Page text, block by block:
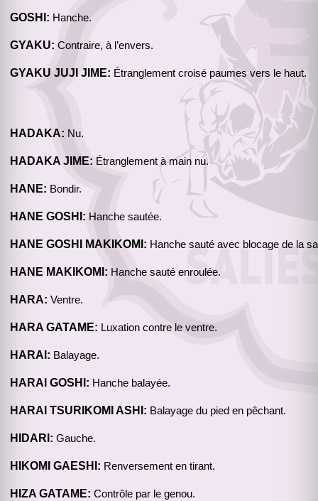
GOSHI: Hanche.
GYAKU: Contraire, à l’envers.
GYAKU JUJI JIME: Étranglement croisé paumes vers le haut.
HADAKA: Nu.
HADAKA JIME: Étranglement à main nu.
HANE: Bondir.
HANE GOSHI: Hanche sautée.
HANE GOSHI MAKIKOMI: Hanche sauté avec blocage de la
HANE MAKIKOMI: Hanche sauté enroulée.
HARA: Ventre.
HARA GATAME: Luxation contre le ventre.
HARAI: Balayage.
HARAI GOSHI: Hanche balayée.
HARAI TSURIKOMI ASHI: Balayage du pied en pêchant.
HIDARI: Gauche.
HIKOMI GAESHI: Renversement en tirant.
HIZA GATAME: Contrôle par le genou.